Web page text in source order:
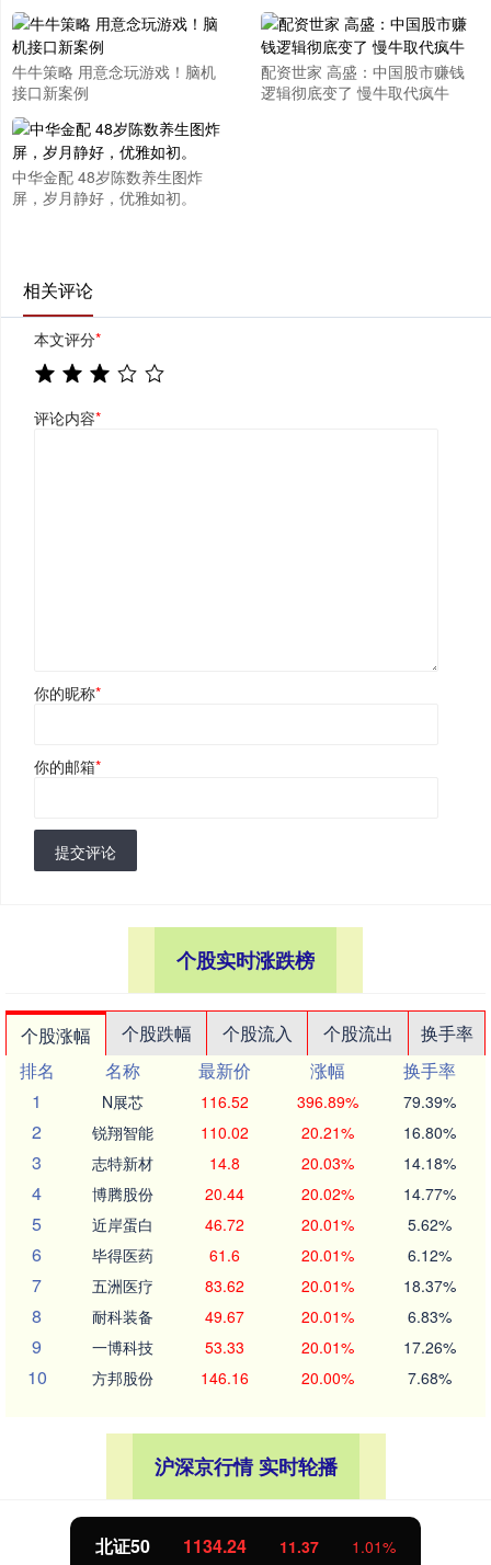
牛牛策略 用意念玩游戏！脑机
接口新案例
配资世家 高盛：中国股市赚钱
逻辑彻底变了 慢牛取代疯牛
中华金配 48岁陈数养生图炸
屏，岁月静好，优雅如初。
相关评论
本文评分*
评论内容*
你的昵称*
你的邮箱*
提交评论
个股实时涨跌榜
个股涨幅 个股跌幅 个股流入 个股流出
换手率
排名
名称 最新价 涨幅
换手率
1
N展芯 116.52 396.89% 79.39%
2 锐翔智能 110.02 20.21% 16.80%
3 志特新材 14.8 20.03% 14.18%
4 博腾股份 20.44 20.02% 14.77%
5 近岸蛋白 46.72 20.01% 5.62%
6 毕得医药 61.6 20.01% 6.12%
7 五洲医疗 83.62 20.01% 18.37%
8 耐科装备 49.67 20.01% 6.83%
9 一博科技 53.33 20.01% 17.26%
10 方邦股份 146.16 20.00% 7.68%
沪深京行情 实时轮播
北证50 1134.24 11.37 1.01%